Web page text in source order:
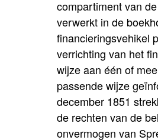
compartiment van
verwerkt in de
financieringsvehikel
verrichting van het
wijze aan één of
passende wijze
december 1851
de rechten van de
onvermogen van